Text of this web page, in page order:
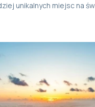
unikalnych miejsc na